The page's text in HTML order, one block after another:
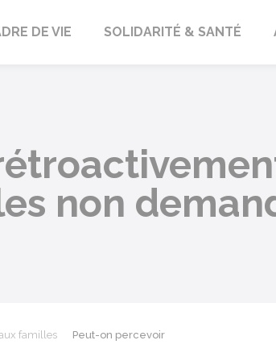
DE VIE SOLIDARITÉ & SANTÉ
non
familles
Peut-on percevoir